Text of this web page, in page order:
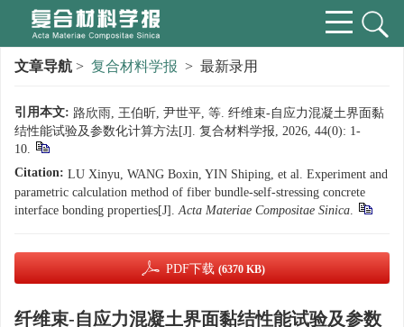
文章导航 > 复合材料学报 > 最新录用
引用本文: 路欣雨, 王伯昕, 尹世平, 等. 纤维束-自应力混凝土界面黏
结性能试验及参数化计算方法[J]. 复合材料学报, 2026, 44(0): 1-
10.
Citation: LU Xinyu, WANG Boxin, YIN Shiping, et al. Experiment and
parametric calculation method of fiber bundle-self-stressing concrete
interface bonding properties[J].Acta Materiae Compositae Sinica.
PDF下载 (6370 KB)
纤维束-自应力混凝土界面黏结性能试验及参数